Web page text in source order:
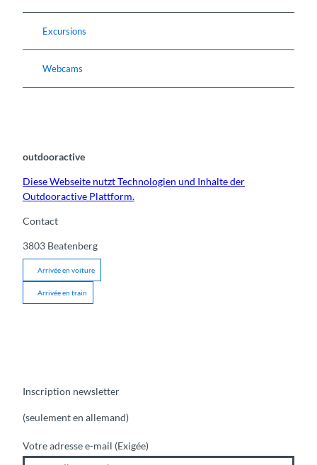
Excursions
Webcams
outdooractive
Diese Webseite nutzt Technologien und Inhalte der
Outdooractive Plattform.
Contact
3803 Beatenberg
Arrivée en voiture
Arrivée en train
Inscription newsletter
(seulement en allemand)
Votre adresse e-mail (Exigée)